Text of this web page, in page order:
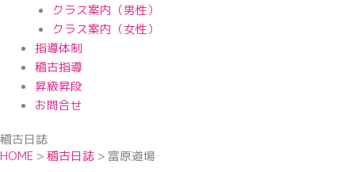
クラス案内（男性）
クラス案内（女性）
指導体制
稽古指導
昇級昇段
お問合せ
稽古日誌
HOME >稽古日誌 > 富原道場